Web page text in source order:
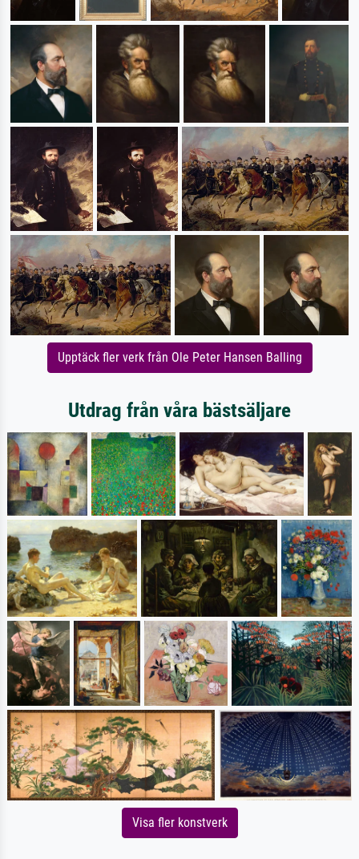
Upptäck fler verk från Ole Peter Hansen Balling
Utdrag från våra bästsäljare
Visa fler konstverk